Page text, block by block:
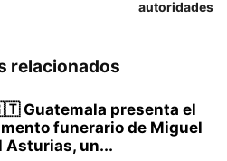
autoridades
relacionados
Guatemala presenta el
funerario de Miguel
Asturias, un...